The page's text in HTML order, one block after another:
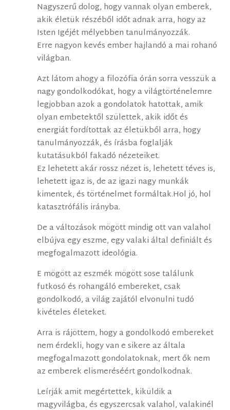
Nagyszerű dolog, hogy vannak olyan emberek,
akik életük részéből időt adnak arra, hogy az
Isten Igéjét mélyebben tanulmányozzák.
Erre nagyon kevés ember hajlandó a mai rohanó
világban.
Azt látom ahogy a filozófia órán sorra vesszük a
nagy gondolkodókat, hogy a világtörténelemre
legjobban azok a gondolatok hatottak, amik
olyan embetektől születtek, akik időt és
energiát fordítottak az életükből arra, hogy
tanulmányozzák, és írásba foglalják
kutatásukból fakadó nézeteiket.
Ez lehetett akár rossz nézet is, lehetett téves is,
lehetett igaz is, de az igazi nagy munkák
kimentek, és történelmet formáltak.Hol jó, hol
katasztrófális irányba.
De a változások mögött mindig ott van valahol
elbújva egy eszme, egy valaki által definiált és
megfogalmazott ideológia.
E mögött az eszmék mögött sose találunk
futkosó és rohangáló embereket, csak
gondolkodó, a világ zajától elvonulni tudó
kivételes életeket.
Arra is rájöttem, hogy a gondolkodó embereket
nem érdekli, hogy van e sikere az általa
megfogalmazott gondolatoknak, mert ők nem
az emberek elismeréséért gondolkodnak.
Leírják amit megértettek, kiküldik a
magyvilágba, és egyszercsak valahol, valakinél